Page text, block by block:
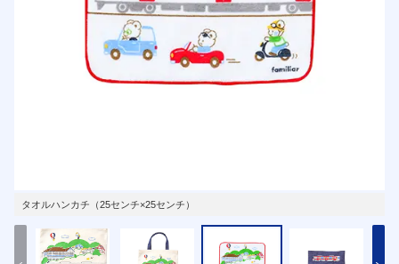
タオルハンカチ（25センチ×25センチ）